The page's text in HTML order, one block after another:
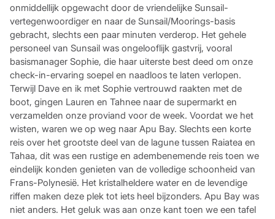
onmiddellijk opgewacht door de vriendelijke Sunsail-
vertegenwoordiger en naar de Sunsail/Moorings-basis
gebracht, slechts een paar minuten verderop. Het gehele
personeel van Sunsail was ongelooflijk gastvrij, vooral
basismanager Sophie, die haar uiterste best deed om onze
check-in-ervaring soepel en naadloos te laten verlopen.
Terwijl Dave en ik met Sophie vertrouwd raakten met de
boot, gingen Lauren en Tahnee naar de supermarkt en
verzamelden onze proviand voor de week. Voordat we het
wisten, waren we op weg naar Apu Bay. Slechts een korte
reis over het grootste deel van de lagune tussen Raiatea en
Tahaa, dit was een rustige en adembenemende reis toen we
eindelijk konden genieten van de volledige schoonheid van
Frans-Polynesië. Het kristalheldere water en de levendige
riffen maken deze plek tot iets heel bijzonders. Apu Bay was
niet anders. Het geluk was aan onze kant toen we een tafel